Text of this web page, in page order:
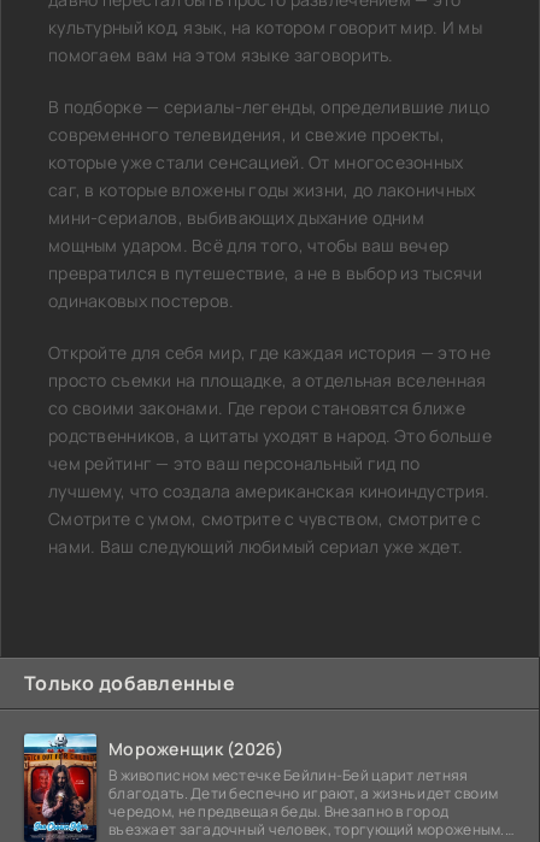
культурный код, язык, на котором говорит мир. И мы
помогаем вам на этом языке заговорить.
В подборке — сериалы-легенды, определившие лицо
современного телевидения, и свежие проекты,
которые уже стали сенсацией. От многосезонных
саг, в которые вложены годы жизни, до лаконичных
мини-сериалов, выбивающих дыхание одним
мощным ударом. Всё для того, чтобы ваш вечер
превратился в путешествие, а не в выбор из тысячи
одинаковых постеров.
Откройте для себя мир, где каждая история — это не
просто съемки на площадке, а отдельная вселенная
со своими законами. Где герои становятся ближе
родственников, а цитаты уходят в народ. Это больше
чем рейтинг — это ваш персональный гид по
лучшему, что создала американская киноиндустрия.
Смотрите с умом, смотрите с чувством, смотрите с
нами. Ваш следующий любимый сериал уже ждет.
Только добавленные
Мороженщик (2026)
В живописном местечке Бейлин-Бей царит летняя
благодать. Дети беспечно играют, а жизнь идет своим
чередом, не предвещая беды. Внезапно в город
въезжает загадочный человек, торгующий мороженым.